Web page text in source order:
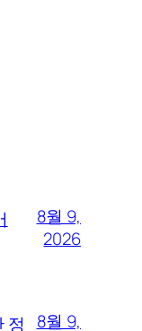
8월 9,
2026
정
8월 9,